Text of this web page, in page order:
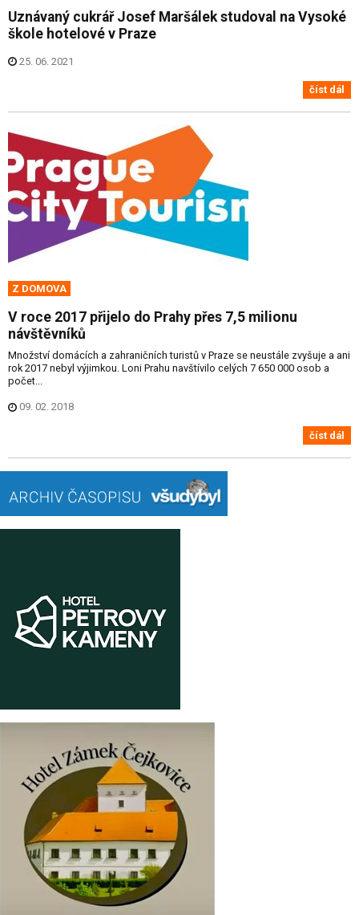
Uznávaný cukrář Josef Maršálek studoval na Vysoké
škole hotelové v Praze
25. 06. 2021
číst dál
Z DOMOVA
V roce 2017 přijelo do Prahy přes 7,5 milionu
návštěvníků
Množství domácích a zahraničních turistů v Praze se neustále zvyšuje a ani
rok 2017 nebyl výjimkou. Loni Prahu navštívilo celých 7 650 000 osob a
počet...
09. 02. 2018
číst dál